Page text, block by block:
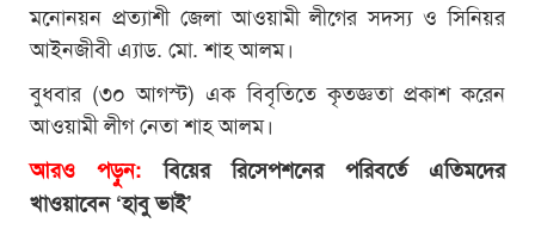
মনোনয়ন প্রত্যাশী জেলা আওয়ামী লীগের সদস্য ও সিনিয়র
আইনজীবী এ্যাড. মো. শাহ আলম।
বুধবার (৩০ আগস্ট) এক বিবৃতিতে কৃতজ্ঞতা প্রকাশ করেন
আওয়ামী লীগ নেতা শাহ আলম।
আরও পড়ুন: বিয়ের রিসেপশনের পরিবর্তে এতিমদের
খাওয়াবেন ‘হাবু ভাই’